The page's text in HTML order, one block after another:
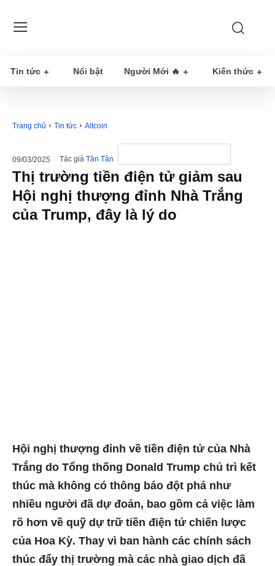
Tin tức Nổi bật Người Mới 🔥 Kiến thức
Trang chủ Tin tức Altcoin
09/03/2025 Tác giả Tân Tân
Thị trường tiền điện tử giảm sau
Hội nghị thượng đỉnh Nhà Trắng
của Trump, đây là lý do
Hội nghị thượng đỉnh về tiền điện tử của Nhà
Trắng do Tổng thống Donald Trump chủ trì kết
thúc mà không có thông báo đột phá như
nhiều người đã dự đoán, bao gồm cả việc làm
rõ hơn về quỹ dự trữ tiền điện tử chiến lược
của Hoa Kỳ. Thay vì ban hành các chính sách
thúc đẩy thị trường mà các nhà giao dịch đã